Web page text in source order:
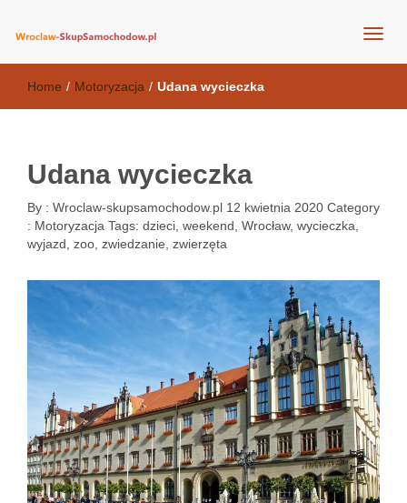
wroclaw-skupsamochodow.pl
Home / Motoryzacja / Udana wycieczka
Udana wycieczka
By : Wroclaw-skupsamochodow.pl 12 kwietnia 2020 Category
: Motoryzacja Tags: dzieci weekend Wrocław, wycieczka
wyjazd zoo zwiedzanie zwierzęta